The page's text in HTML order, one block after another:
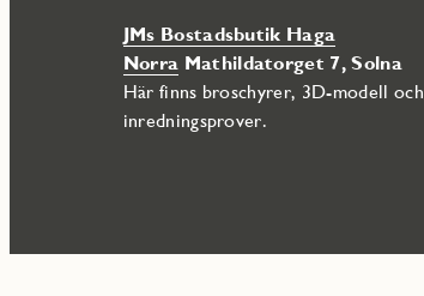
JMs Bostadsbutik Haga
Norra Mathildatorget 7, Solna
Här finns broschyrer, 3D-modell och
inredningsprover.